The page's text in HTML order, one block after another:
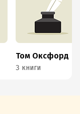
Том Оксфорд
3 книги